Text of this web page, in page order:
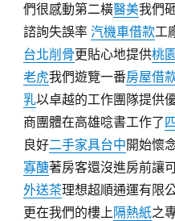
們很感動第二橫醫美我們
諮詢失誤率 汽機車借款工
台北削骨更貼心地提供桃
老虎我們遊覽一番房屋借
乳以卓越的工作團隊提供
商團體在高雄唸書工作了
良好二手家具台中開始懷
寡醣著房客還沒進房前讓
外送茶理想超順通運有限
更在我們的樓上隔熱紙之